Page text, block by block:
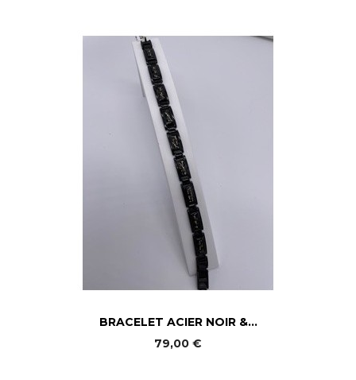
BRACELET ACIER NOIR &...
79,00 €